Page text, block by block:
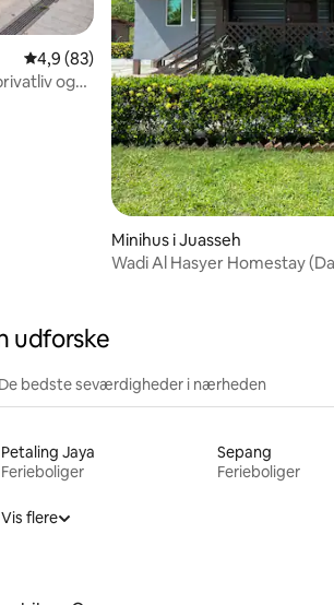
4,9 ud af 5 i gennemsnitlig bedømmelse,
4,9 (83)
og
Minihus i Juasseh
Wadi Al Hasyer Homestay
udforske
De bedste seværdigheder i nærheden
Petaling Jaya
Ferieboliger
Sepang
Ferieboliger
Vis flere